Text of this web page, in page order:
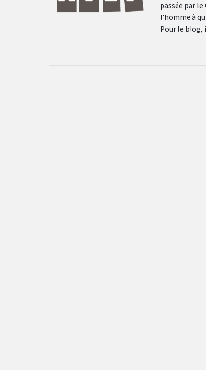
passée par
l’homme à
Pour le